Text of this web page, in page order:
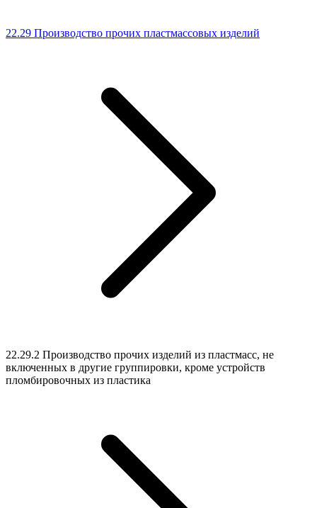
22.29 Производство прочих пластмассовых изделий
22.29.2 Производство прочих изделий из пластмасс, не
включенных в другие группировки, кроме устройств
пломбировочных из пластика